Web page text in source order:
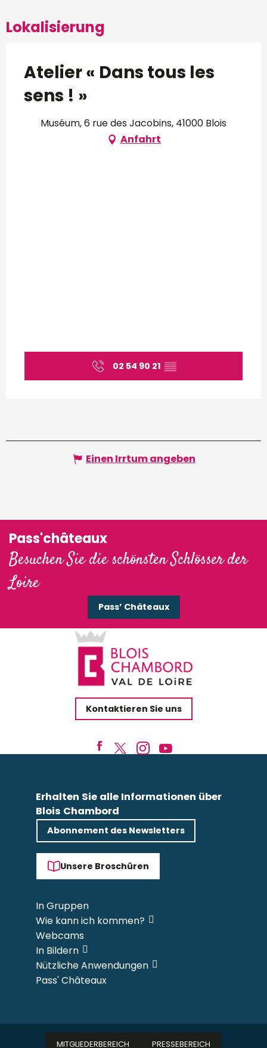
Lokalisierung
Atelier « Dans tous les
sens ! »
Muséum, 6 rue des Jacobins, 41000 Blois
Anfahrt
02 54 90 21 ▒▒
Einen Irrtum angeben
Pass'châteaux
Besuchen Sie die schönsten Schlösser der
Loire
Pass’ Châteaux
Kontaktieren Sie uns
Erhalten Sie alle Informationen über
Blois Chambord
Abonnement des Newsletters
Unsere Broschüren
In Gruppen
Wie kann ich kommen?
Webcams
In Bildern
Nützliche Anwendungen
Pass' Châteaux
MITGLIEDERBEREICH PRESSEBEREICH